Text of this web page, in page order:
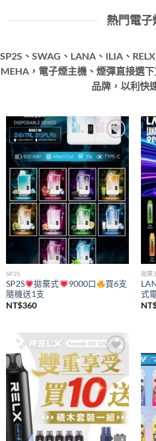
熱門電子
SP2S、SWAG、LANA、ILIA、
MEHA，電子煙主機、煙彈直接選
品牌，以利快
Add to
wishlist
SP2S
SP2S 拋棄式 9000口
買6支
隨機送1支
NT$360
拋棄
式
Add to
wishlist